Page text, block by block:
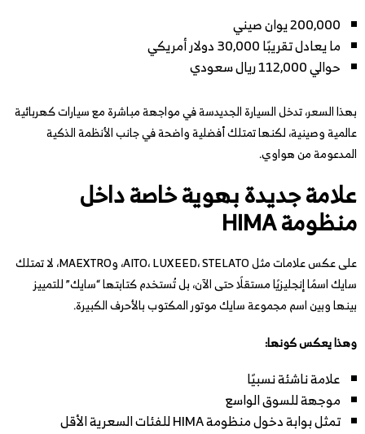
200,000 يوان صيني
ما يعادل تقريبًا 30,000 دولار أمريكي
حوالي 112,000 ريال سعودي
بهذا السعر، تدخل السيارة الجديدسة في مواجهة مباشرة مع سيارات كهربائية
عالمية وصينية، لكنها تمتلك أفضلية واضحة في جانب الأنظمة الذكية
المدعومة من هواوي.
علامة جديدة بهوية خاصة داخل
منظومة HIMA
على عكس علامات مثل AITO، LUXEED، STELATO، وMAEXTRO، لا تمتلك
سايك اسمًا إنجليزيًا مستقلًا حتى الآن، بل تُستخدم كتابتها “سايك” للتمييز
بينها وبين اسم مجموعة سايك موتور المكتوب بالأحرف الكبيرة.
وهذا يعكس كونها:
علامة ناشئة نسبيًا
موجهة للسوق الواسع
تمثل بوابة دخول منظومة HIMA للفئات السعرية الأقل